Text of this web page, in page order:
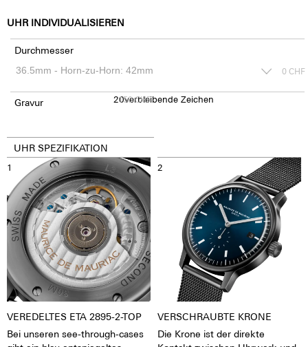
UHR INDIVIDUALISIEREN
Durchmesser
0 CHF
Gravur 150CHF
20verbleibende Zeichen
UHR SPEZIFIKATION
1
VEREDELTES ETA 2895-2-TOP
Bei unseren see-through-cases
2
VERSCHRAUBTE KRONE
Die Krone ist der direkte